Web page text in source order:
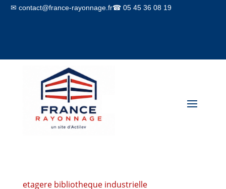
✉ contact@france-rayonnage.fr☎ 05 45 36 08 19
etagere bibliotheque industrielle